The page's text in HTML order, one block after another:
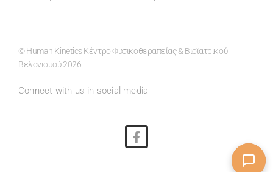
© Human Kinetics Κέντρο Φυσικοθεραπείας & Βιοϊατρικού
Βελονισμού 2026
Connect with us in social media